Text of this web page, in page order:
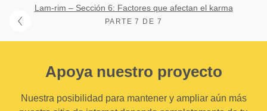
Lam-rim – Sección 6: Factores que afectan el karma
PARTE 7 DE 7
Apoya nuestro proyecto
Nuestra posibilidad para mantener y ampliar aún más